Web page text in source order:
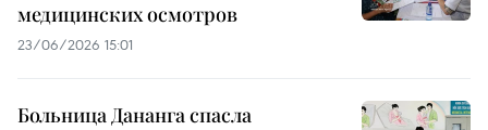
медицинских осмотров
23/06/2026 15:01
Больница Дананга спасла